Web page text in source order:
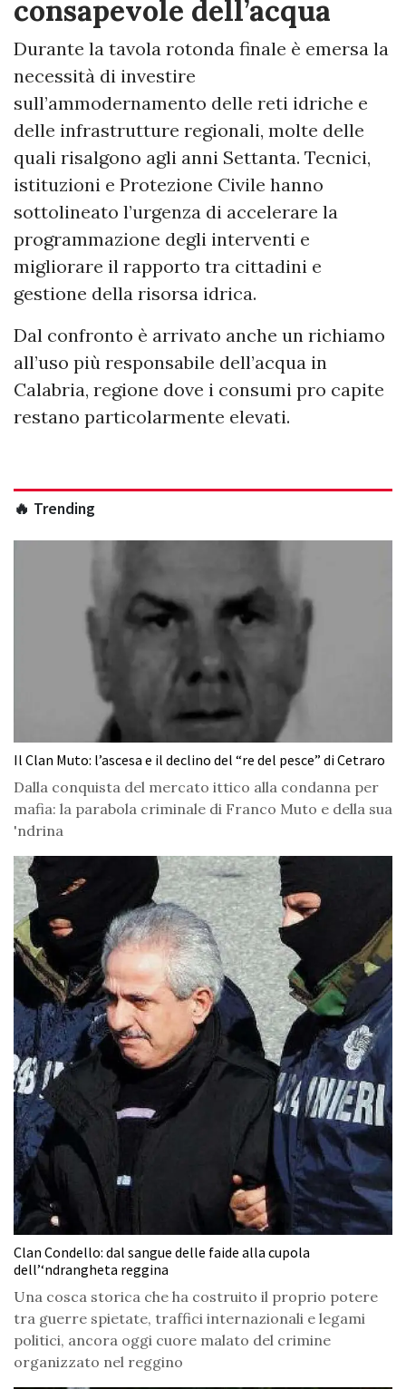
consapevole dell’acqua
Durante la tavola rotonda finale è emersa la
necessità di investire
sull’ammodernamento delle reti idriche e
delle infrastrutture regionali, molte delle
quali risalgono agli anni Settanta. Tecnici,
istituzioni e Protezione Civile hanno
sottolineato l’urgenza di accelerare la
programmazione degli interventi e
migliorare il rapporto tra cittadini e
gestione della risorsa idrica.
Dal confronto è arrivato anche un richiamo
all’uso più responsabile dell’acqua in
Calabria, regione dove i consumi pro capite
restano particolarmente elevati.
🔥 Trending
Il Clan Muto: l’ascesa e il declino del “re del pesce” di Cetraro
Dalla conquista del mercato ittico alla condanna per
mafia: la parabola criminale di Franco Muto e della sua
'ndrina
Clan Condello: dal sangue delle faide alla cupola
dell’‘ndrangheta reggina
Una cosca storica che ha costruito il proprio potere
tra guerre spietate, traffici internazionali e legami
politici, ancora oggi cuore malato del crimine
organizzato nel reggino